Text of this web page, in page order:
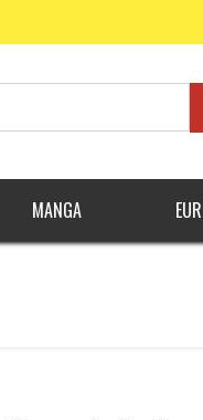
MANGA